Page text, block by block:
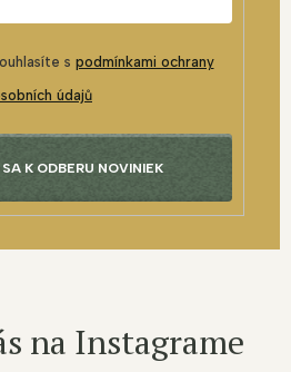
s podmínkami ochrany
údajů
K ODBERU NOVINIEK
na Instagrame